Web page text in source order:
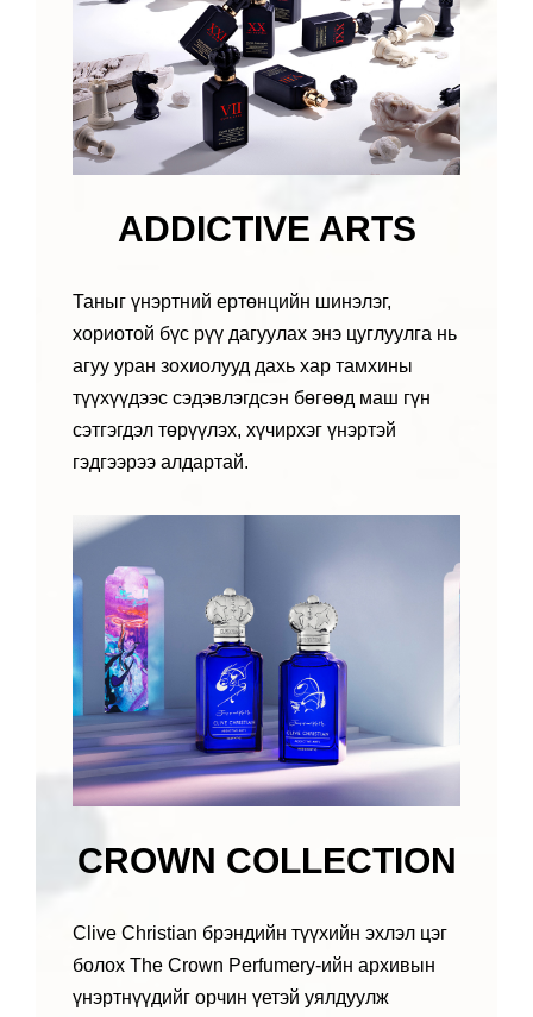
ADDICTIVE ARTS
Таныг үнэртний ертөнцийн шинэлэг,
хориотой бүс рүү дагуулах энэ цуглуулга нь
агуу уран зохиолууд дахь хар тамхины
түүхүүдээс сэдэвлэгдсэн бөгөөд маш гүн
сэтгэгдэл төрүүлэх, хүчирхэг үнэртэй
гэдгээрээ алдартай.
CROWN COLLECTION
Clive Christian брэндийн түүхийн эхлэл цэг
болох The Crown Perfumery-ийн архивын
үнэртнүүдийг орчин үетэй уялдуулж